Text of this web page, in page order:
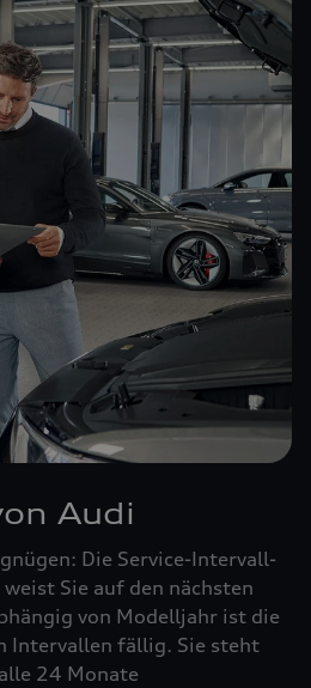
Audi
Die Service-Intervall-
Sie auf den nächsten
von Modelljahr ist die
Intervallen fällig. Sie steht
24 Monate